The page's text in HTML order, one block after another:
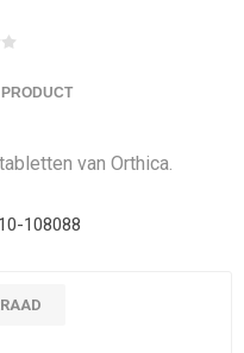
van Orthica.
10-108088